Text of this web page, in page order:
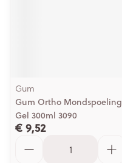
Gum
Gum Ortho Mondspoeling
Gel 300ml 3090
€ 9,52